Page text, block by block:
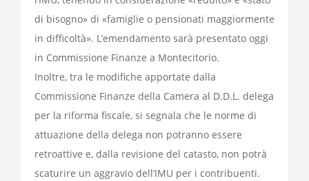
di bisogno» di «famiglie o pensionati maggiormente
in difficoltà». L’emendamento sarà presentato oggi
in Commissione Finanze a Montecitorio.
Inoltre, tra le modifiche apportate dalla
Commissione Finanze della Camera al D.D.L. delega
per la riforma fiscale, si segnala che le norme di
attuazione della delega non potranno essere
retroattive e, dalla revisione del catasto, non potrà
scaturire un aggravio dell’IMU per i contribuenti.